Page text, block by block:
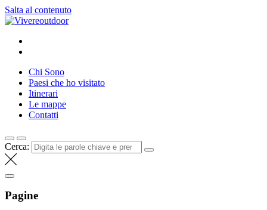
Salta al contenuto
Vivereoutdoor
Make every day an adventure
Chi Sono
Paesi che ho visitato
Itinerari
Le mappe
Contatti
Cerca:
Pagine